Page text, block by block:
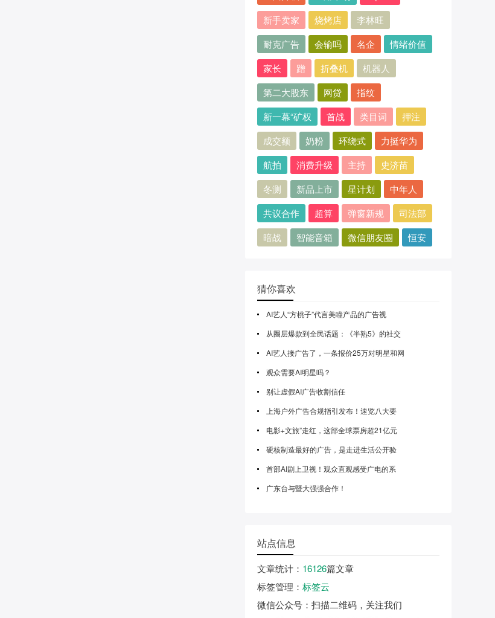
新手卖家
烧烤店
李林旺
耐克广告
会输吗 名企
情绪价值
家长
蹭 折叠机
机器人
第二大股东
网贷
指纹
新一幕“矿权
首战 类目词
押注
成交额
奶粉 环绕式
力挺华为
航拍
消费升级 主持
史济苗
冬测
新品上市 星计划
中年人
共议合作
超算 弹窗新规
司法部
暗战
智能音箱 微信朋友圈 恒安
猜你喜欢
AI艺人“方桃子”代言美瞳产品的广告视
从圈层爆款到全民话题：《半熟5》的社交
AI艺人接广告了，一条报价25万对明星和网
观众需要AI明星吗？
别让虚假AI广告收割信任
上海户外广告合规指引发布！速览八大要
电影+文旅”走红，这部全球票房超21亿元
硬核制造最好的广告，是走进生活公开验
首部AI剧上卫视！观众直观感受广电的系
广东台与暨大强强合作！
站点信息
文章统计 ： 16126篇文章
标签管理 ： 标签云
微信公众号 ：扫描二维码，关注我们